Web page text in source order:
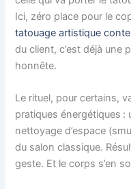
Ici, zéro place pour le
tatouage artistique
du client, c’est déjà une
honnête.
Le rituel, pour certains,
pratiques énergétiques :
nettoyage d’espace
du salon classique.
geste. Et le corps s’en